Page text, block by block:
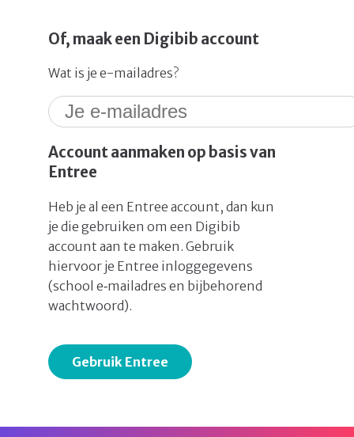
Account aanmaken op basis van
Entree
Heb je al een Entree account, dan kun
je die gebruiken om een Digibib
account aan te maken. Gebruik
hiervoor je Entree inloggegevens
(school e‑mailadres en bijbehorend
wachtwoord).
Gebruik Entree
Of, maak een Digibib account
Wat is je e-mailadres?